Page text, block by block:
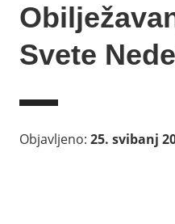
Svete
Objavljeno: 25. svibanj